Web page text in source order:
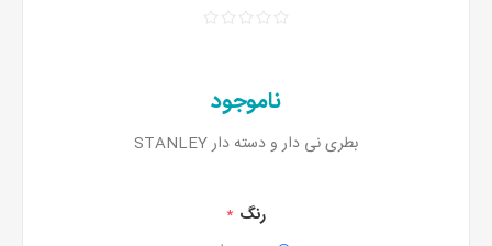
ناموجود
بطری نی دار و دسته دار STANLEY
رنگ *